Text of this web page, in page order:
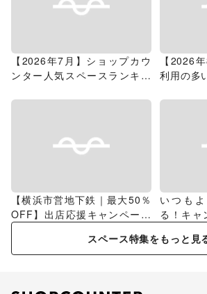
【2026年7月】ショップカウ
ンター人気スペースランキン
【2026
利用の多
【横浜市営地下鉄｜最大50％
OFF】出店応援キャンペーン
特集
いつも
る！キャ
スペース特集をもっと見